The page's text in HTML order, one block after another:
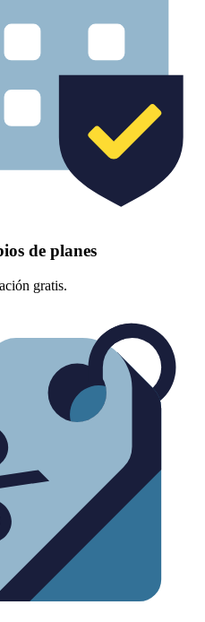
de planes
gratis.